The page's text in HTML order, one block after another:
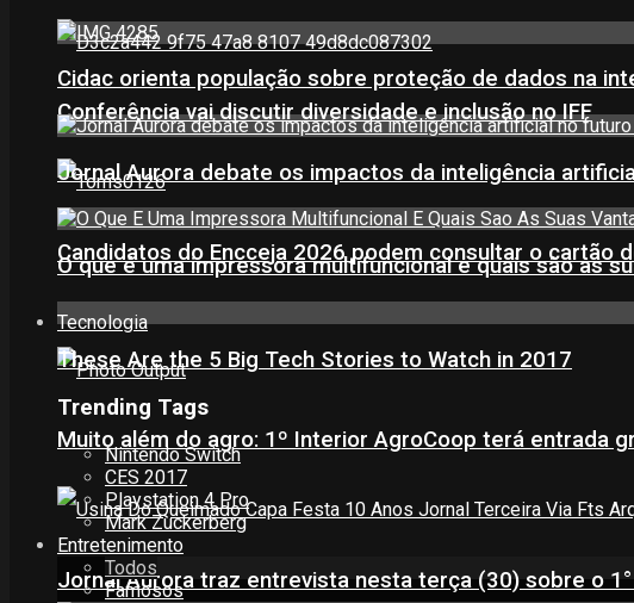
Conferência vai discutir diversidade e inclusão no IFF
Candidatos do Encceja 2026 podem consultar o cartão
Tecnologia
Muito além do agro: 1º Interior AgroCoop terá entrada
Jornal Aurora traz entrevista nesta terça (30) sobre o
Cidac orienta população sobre proteção de dados na
Jornal Aurora debate os impactos da inteligência
O que é uma impressora multifuncional e quais são as
These Are the 5 Big Tech Stories to Watch in 2017
Trending Tags
Nintendo Switch
CES 2017
Playstation 4 Pro
Mark Zuckerberg
Entretenimento
Todos
Famosos